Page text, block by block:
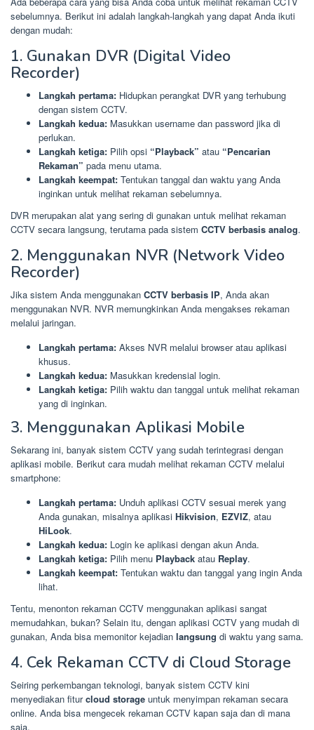
sebelumnya. Berikut ini adalah langkah-langkah yang dapat Anda ikuti
dengan mudah:
1. Gunakan DVR (Digital Video
Recorder)
Langkah pertama: Hidupkan perangkat DVR yang terhubung
dengan sistem CCTV.
Langkah kedua: Masukkan username dan password jika di
perlukan.
Langkah ketiga: Pilih opsi “Playback” atau “Pencarian
Rekaman” pada menu utama.
Langkah keempat: Tentukan tanggal dan waktu yang Anda
inginkan untuk melihat rekaman sebelumnya.
DVR merupakan alat yang sering di gunakan untuk melihat rekaman
CCTV secara langsung, terutama pada sistem CCTV berbasis analog.
2. Menggunakan NVR (Network Video
Recorder)
Jika sistem Anda menggunakan CCTV berbasis IP, Anda akan
menggunakan NVR. NVR memungkinkan Anda mengakses rekaman
melalui jaringan.
Langkah pertama: Akses NVR melalui browser atau aplikasi
khusus.
Langkah kedua: Masukkan kredensial login.
Langkah ketiga: Pilih waktu dan tanggal untuk melihat rekaman
yang di inginkan.
3. Menggunakan Aplikasi Mobile
Sekarang ini, banyak sistem CCTV yang sudah terintegrasi dengan
aplikasi mobile. Berikut cara mudah melihat rekaman CCTV melalui
smartphone:
Langkah pertama: Unduh aplikasi CCTV sesuai merek yang
Anda gunakan, misalnya aplikasi Hikvision, EZVIZ, atau
HiLook.
Langkah kedua: Login ke aplikasi dengan akun Anda.
Langkah ketiga: Pilih menu Playback atau Replay.
Langkah keempat: Tentukan waktu dan tanggal yang ingin Anda
lihat.
Tentu, menonton rekaman CCTV menggunakan aplikasi sangat
memudahkan, bukan? Selain itu, dengan aplikasi CCTV yang mudah di
gunakan, Anda bisa memonitor kejadian langsung di waktu yang sama.
4. Cek Rekaman CCTV di Cloud Storage
Seiring perkembangan teknologi, banyak sistem CCTV kini
menyediakan fiturcloud storage untuk menyimpan rekaman secara
online. Anda bisa mengecek rekaman CCTV kapan saja dan di mana
saja.